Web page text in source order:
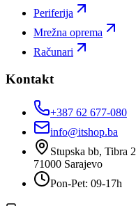
Periferija
Mrežna oprema
Računari
Kontakt
+387 62 677-080
info@itshop.ba
Stupska bb, Tibra 2
71000 Sarajevo
Pon-Pet: 09-17h